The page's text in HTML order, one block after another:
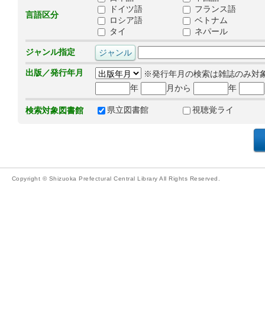
言語区分
ドイツ語
フランス語
ロシア語
ベトナム
タイ
ネパール
ジャンル指定
出版／発行年月
※発行年月の検索は雑誌のみ対
年
月から 年
検索対象図書館 県立図書館 視聴覚ライ
Copyright © Shizuoka Prefectural Central Library All Rights Reserved.